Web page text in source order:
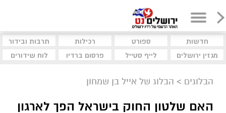
חדשות ספורט רכילות
תרבות ובידור
מגזין ירושלים
לייף סטייל פרסום ברדיו לוח שידורים
הבלוגים > הבלוג של אייל בן שמחון
האם שלטון החוק בישראל הפך לארגון